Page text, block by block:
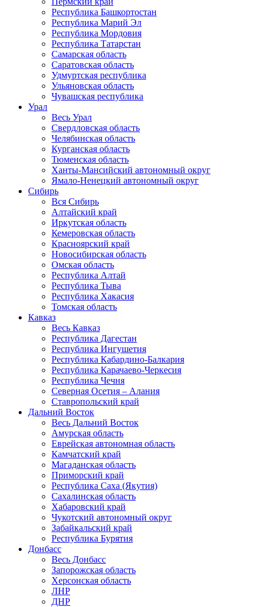
Республика Башкортостан
Республика Марий Эл
Республика Мордовия
Республика Татарстан
Самарская область
Саратовская область
Удмуртская республика
Ульяновская область
Чувашская республика
Урал
Весь Урал
Свердловская область
Челябинская область
Курганская область
Тюменская область
Ханты-Мансийский автономный округ
Ямало-Ненецкий автономный округ
Сибирь
Вся Сибирь
Алтайский край
Иркутская область
Кемеровская область
Красноярский край
Новосибирская область
Омская область
Республика Алтай
Республика Тыва
Республика Хакасия
Томская область
Кавказ
Весь Кавказ
Республика Дагестан
Республика Ингушетия
Республика Кабардино-Балкария
Республика Карачаево-Черкесия
Республика Чечня
Северная Осетия – Алания
Ставропольский край
Дальний Восток
Весь Дальний Восток
Амурская область
Еврейская автономная область
Камчатский край
Магаданская область
Приморский край
Республика Саха (Якутия)
Сахалинская область
Хабаровский край
Чукотский автономный округ
Забайкальский край
Республика Бурятия
Донбасс
Весь Донбасс
Запорожская область
Херсонская область
ЛНР
ДНР